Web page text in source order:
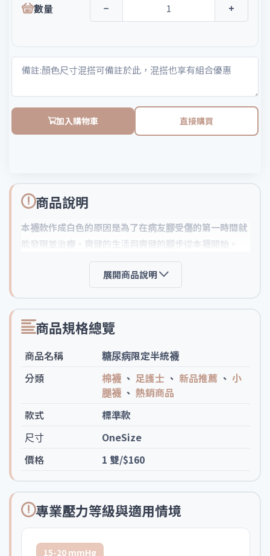
數量 − +
加入購物車 直接購買
商品說明
本襪款作成白色的原因是為了在病友腳受傷的第一時間就
能發現並治療，爽健的生活與爽健的腳步從本襪開始。
展開商品說明
商品規格總覽
商品名稱
糖尿病限定半統襪
分類
棉襪 、 足護士 、 新品推薦 、 小
腿襪 、 熱銷商品
款式
標準款
尺寸
OneSize
價格
1 雙/$160
專業壓力等級與適用情境
15-20 mmHg